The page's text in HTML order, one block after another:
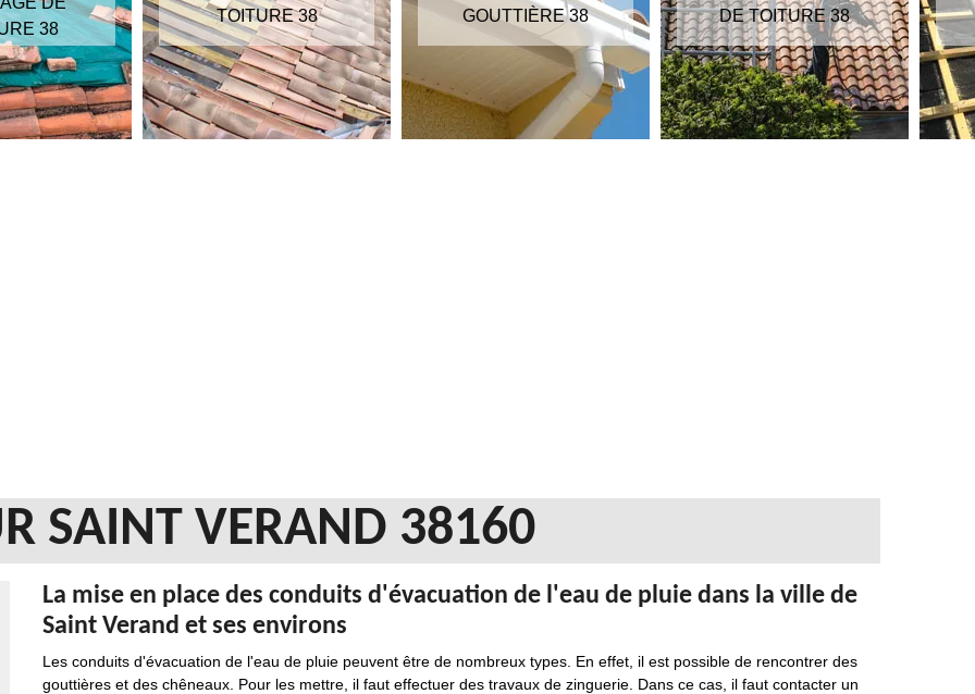
TOITURE 38
GOUTTIÈRE 38
DE TOITURE 38
DE TOITURE 38
SAINT VERAND 38160
La mise en place des conduits d'évacuation de l'eau de pluie dans la ville de
Saint Verand et ses environs
Les conduits d'évacuation de l'eau de pluie peuvent être de nombreux types. En effet, il est possible de rencontrer des
gouttières et des chêneaux. Pour les mettre, il faut effectuer des travaux de zinguerie. Dans ce cas, il faut contacter un